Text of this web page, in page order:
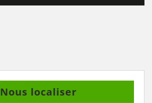
Nous localiser